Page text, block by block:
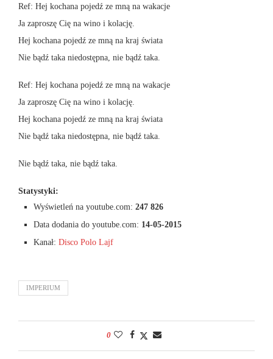
Ref: Hej kochana pojedź ze mną na wakacje
Ja zaproszę Cię na wino i kolację.
Hej kochana pojedź ze mną na kraj świata
Nie bądź taka niedostępna, nie bądź taka.
Ref: Hej kochana pojedź ze mną na wakacje
Ja zaproszę Cię na wino i kolację.
Hej kochana pojedź ze mną na kraj świata
Nie bądź taka niedostępna, nie bądź taka.
Nie bądź taka, nie bądź taka.
Statystyki:
Wyświetleń na youtube.com: 247 826
Data dodania do youtube.com: 14-05-2015
Kanał: Disco Polo Lajf
IMPERIUM
0